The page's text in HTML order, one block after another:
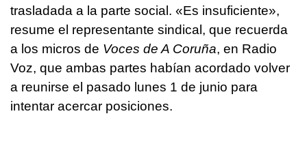
trasladada a la parte social. «Es insuficiente»,
resume el representante sindical, que recuerda
a los micros de Voces de A Coruña, en Radio
Voz, que ambas partes habían acordado volver
a reunirse el pasado lunes 1 de junio para
intentar acercar posiciones.